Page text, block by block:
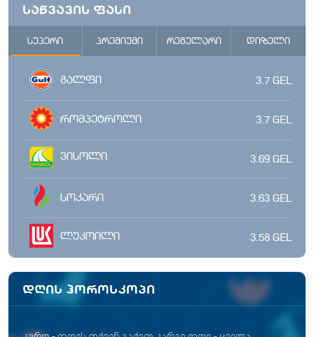
საწვავის ფასი
სუპერი პრემიუმი რეგულარი დიზელი
გალფი 3.7 GEL
რომპეტროლი 3.7 GEL
ვისოლი 3.69 GEL
სოკარი 3.63 GEL
ლუკოილი 3.58 GEL
დღის ჰოროსკოპი